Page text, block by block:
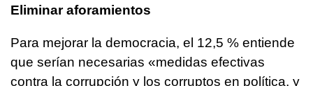
Eliminar aforamientos
Para mejorar la democracia, el 12,5 % entiende
que serían necesarias «medidas efectivas
contra la corrupción y los corruptos en política, y